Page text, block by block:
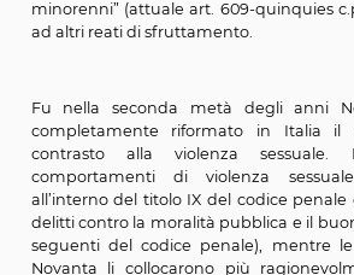
Nell’ambito della normativa di
può parlare di violenza sessuale
che nel codice penale viene
minorenni” (attuale art. 609-
ad altri reati di sfruttamento.